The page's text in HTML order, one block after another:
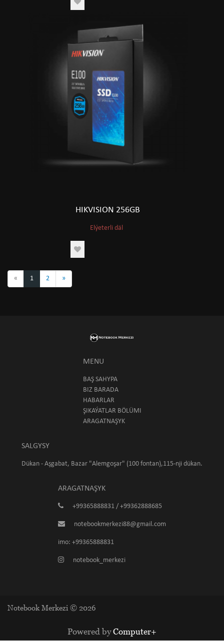
HIKVISION 256GB
Elýeterli däl
« 1 2 »
MENU
BAŞ SAHYPA
BIZ BARADA
HABARLAR
ŞIKAÝATLAR BÖLÜMI
ARAGATNAŞYK
SALGYSY
Dükan - Aşgabat, Bazar "Alemgoşar" (100 fontan),115-nji dükan.
ARAGATNAŞYK
+99365888831 / +99362888685
notebookmerkezi88@gmail.com
imo: +99365888831
notebook_merkezi
Notebook Merkezi © 2026
Powered byComputer+